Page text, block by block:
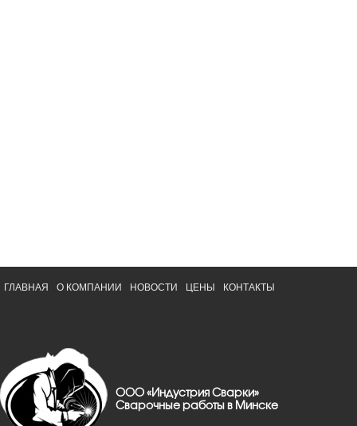
ГЛАВНАЯ О КОМПАНИИ НОВОСТИ ЦЕНЫ КОНТАКТЫ
ООО «Индустрия Сварки»
Сварочные работы в Минске